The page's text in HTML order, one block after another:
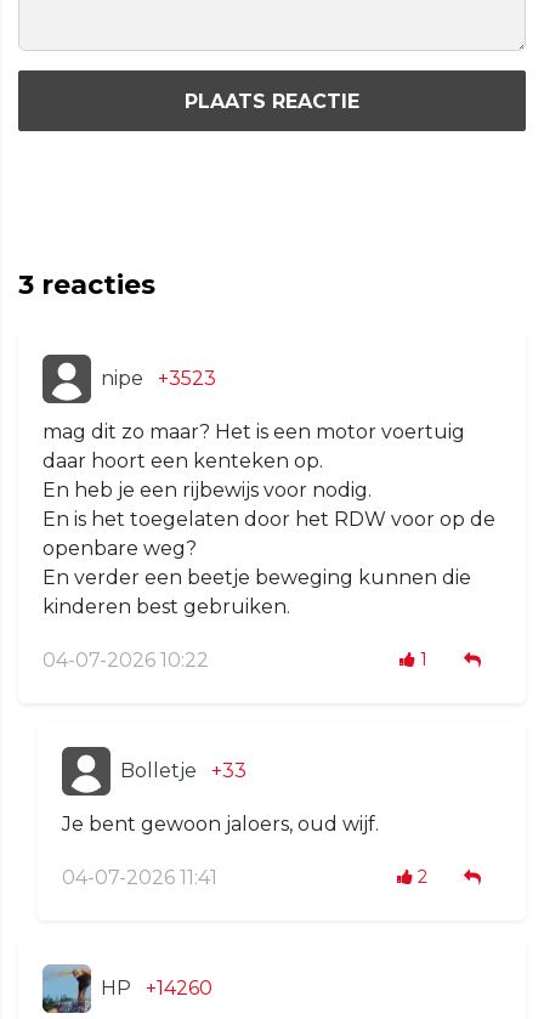
PLAATS REACTIE
3 reacties
nipe +3523
mag dit zo maar? Het is een motor voertuig
daar hoort een kenteken op.
En heb je een rijbewijs voor nodig.
En is het toegelaten door het RDW voor op de
openbare weg?
En verder een beetje beweging kunnen die
kinderen best gebruiken.
04-07-2026 10:22 1
Bolletje +33
Je bent gewoon jaloers, oud wijf.
04-07-2026 11:41 2
HP +14260